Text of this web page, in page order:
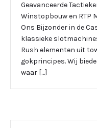
Geavanceerde
Winstopbouw en RTP
Ons Bijzonder in de
klassieke
Rush elementen uit
gokprincipes. Wij
waar […]